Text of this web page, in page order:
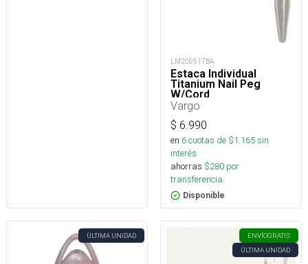
LM200517BA
Estaca Individual
Titanium Nail Peg
W/Cord
Vargo
$ 6.990
en 6cuotas de $1.165sin
interés
ahorras $280 por
transferencia.
Disponible
ÚLTIMA UNIDAD ENVÍOGRATIS
ÚLTIMA UNIDAD